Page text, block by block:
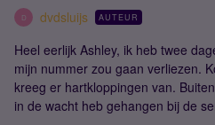
D dvdsluijs AUTEUR
Heel eerlijk Ashley, ik heb twee
mijn nummer zou gaan verliezen.
kreeg er hartkloppingen van.
in de wacht heb gehangen bij de